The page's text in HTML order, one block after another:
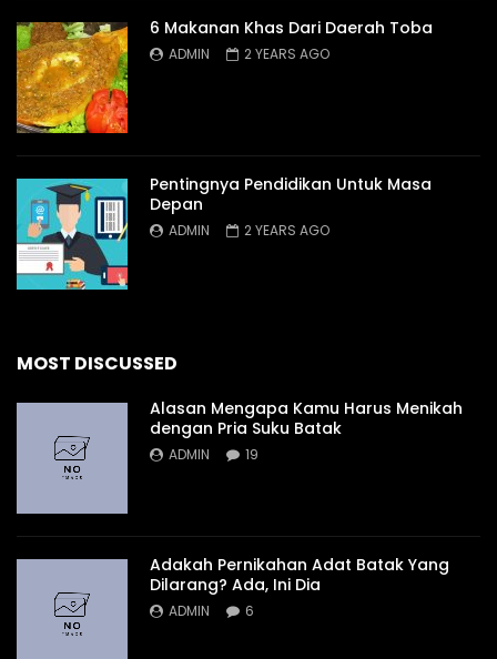
6 Makanan Khas Dari Daerah Toba
ADMIN 2 YEARS AGO
Pentingnya Pendidikan Untuk Masa
Depan
ADMIN 2 YEARS AGO
MOST DISCUSSED
Alasan Mengapa Kamu Harus Menikah
dengan Pria Suku Batak
ADMIN 19
Adakah Pernikahan Adat Batak Yang
Dilarang? Ada, Ini Dia
ADMIN 6